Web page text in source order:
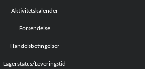
Aktivitetskalender
Forsendelse
Handelsbetingelser
Lagerstatus/Leveringstid